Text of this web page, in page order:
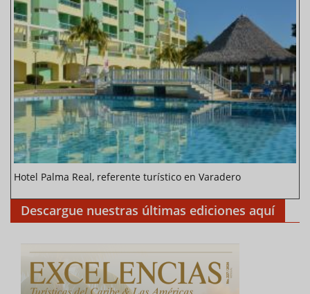
Hotel Palma Real, referente turístico en Varadero
Descargue nuestras últimas ediciones aquí